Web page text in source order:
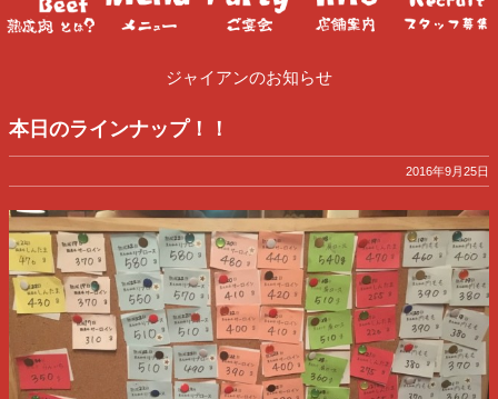
ジャイアンのお知らせ
本日のラインナップ！！
2016年9月25日